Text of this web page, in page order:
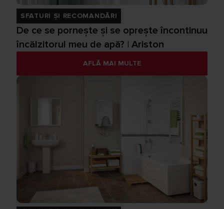
SFATURI ȘI RECOMANDĂRI
De ce se pornește și se oprește încontinuu
încălzitorul meu de apă? | Ariston
AFLĂ MAI MULTE